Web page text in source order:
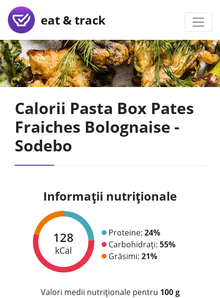
eat & track
Calorii Pasta Box Pates
Fraiches Bolognaise -
Sodebo
Informații nutriționale
128
kCal
Proteine: 24%
Carbohidrați: 55%
Grăsimi: 21%
Valori medii nutriționale pentru 100 g